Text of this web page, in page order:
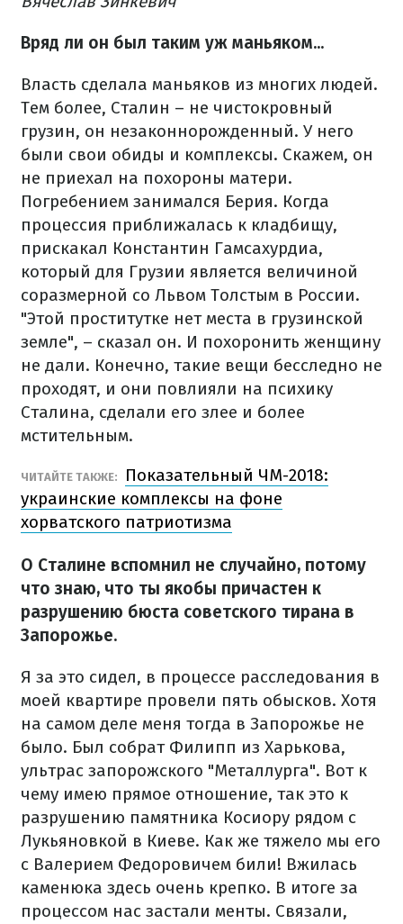
Вряд ли он был таким уж маньяком...
Власть сделала маньяков из многих людей.
Тем более, Сталин – не чистокровный
грузин, он незаконнорожденный. У него
были свои обиды и комплексы. Скажем, он
не приехал на похороны матери.
Погребением занимался Берия. Когда
процессия приближалась к кладбищу,
прискакал Константин Гамсахурдиа,
который для Грузии является величиной
соразмерной со Львом Толстым в России.
"Этой проститутке нет места в грузинской
земле", – сказал он. И похоронить женщину
не дали. Конечно, такие вещи бесследно не
проходят, и они повлияли на психику
Сталина, сделали его злее и более
мстительным.
ЧИТАЙТЕ ТАКЖЕ:
Показательный ЧМ-2018:
украинские комплексы на фоне
хорватского патриотизма
О Сталине вспомнил не случайно, потому
что знаю, что ты якобы причастен к
разрушению бюста советского тирана в
Запорожье.
Я за это сидел, в процессе расследования в
моей квартире провели пять обысков. Хотя
на самом деле меня тогда в Запорожье не
было. Был собрат Филипп из Харькова,
ультрас запорожского "Металлурга". Вот к
чему имею прямое отношение, так это к
разрушению памятника Косиору рядом с
Лукьяновкой в ​​Киеве. Как же тяжело мы его
с Валерием Федоровичем били! Вжилась
каменюка здесь очень крепко. В итоге за
процессом нас застали менты. Связали,